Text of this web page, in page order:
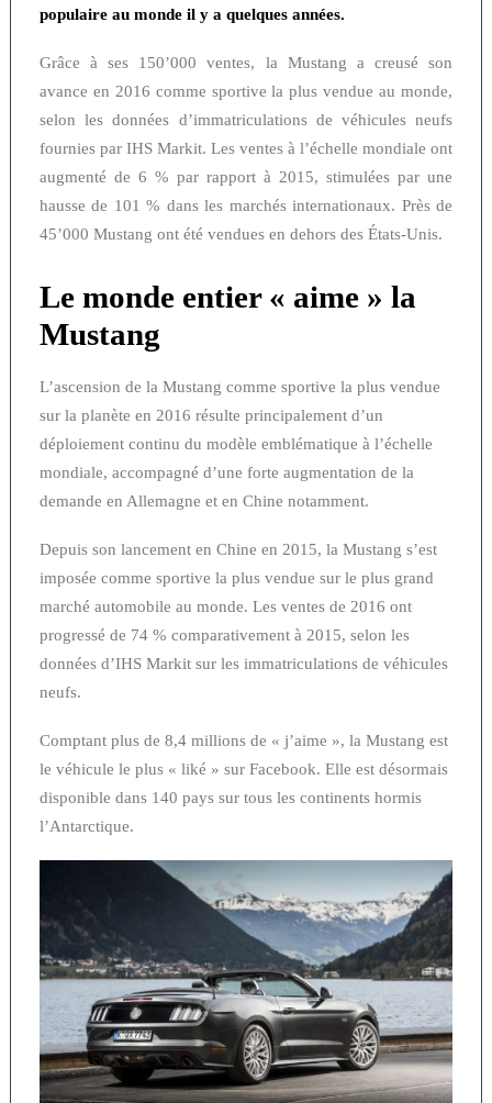
populaire au monde il y a quelques années.
Grâce à ses 150’000 ventes, la Mustang a creusé son
avance en 2016 comme sportive la plus vendue au monde,
selon les données d’immatriculations de véhicules neufs
fournies par IHS Markit. Les ventes à l’échelle mondiale ont
augmenté de 6 % par rapport à 2015, stimulées par une
hausse de 101 % dans les marchés internationaux. Près de
45’000 Mustang ont été vendues en dehors des États-Unis.
Le monde entier « aime » la
Mustang
L’ascension de la Mustang comme sportive la plus vendue
sur la planète en 2016 résulte principalement d’un
déploiement continu du modèle emblématique à l’échelle
mondiale, accompagné d’une forte augmentation de la
demande en Allemagne et en Chine notamment.
Depuis son lancement en Chine en 2015, la Mustang s’est
imposée comme sportive la plus vendue sur le plus grand
marché automobile au monde. Les ventes de 2016 ont
progressé de 74 % comparativement à 2015, selon les
données d’IHS Markit sur les immatriculations de véhicules
neufs.
Comptant plus de 8,4 millions de « j’aime », la Mustang est
le véhicule le plus « liké » sur Facebook. Elle est désormais
disponible dans 140 pays sur tous les continents hormis
l’Antarctique.